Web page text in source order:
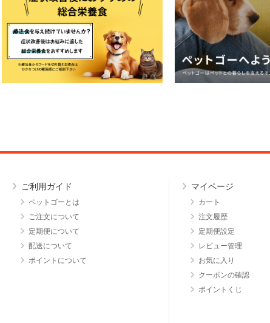
ご利用ガイド
ペットゴーとは
ご注文について
定期便について
配送について
ポイントについて
マイページ
カート
注文履歴
定期便設定
レビュー管理
お気に入り
クーポンの確認
ポイントくじ